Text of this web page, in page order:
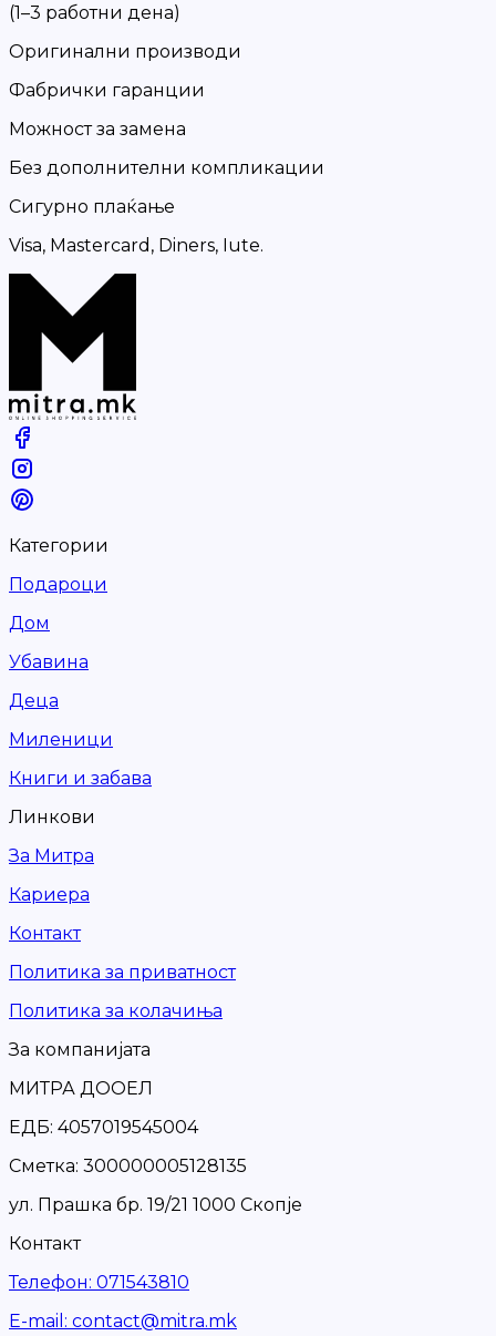
(1–3 работни дена)
Оригинални производи
Фабрички гаранции
Можност за замена
Без дополнителни компликации
Сигурно плаќање
Visa, Mastercard, Diners, Iute.
Категории
Подароци
Дом
Убавина
Деца
Миленици
Книги и забава
Линкови
За Митра
Кариера
Контакт
Политика за приватност
Политика за колачиња
За компанијата
МИТРА ДООЕЛ
ЕДБ: 4057019545004
Сметка: 300000005128135
ул. Прашка бр. 19/21 1000 Скопје
Контакт
Телефон: 071543810
Е-mail : contact@mitra.mk